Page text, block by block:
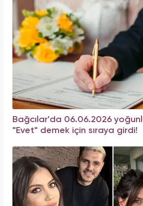
Bağcılar'da 06.06.2026
"Evet" demek için sıraya girdi!